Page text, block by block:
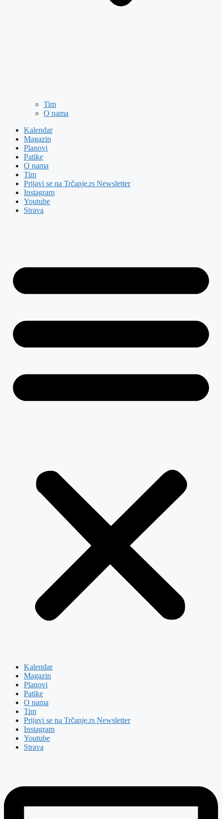
Tim
O nama
Kalendar
Magazin
Planovi
Patike
O nama
Tim
Prijavi se na Trčanje.rs Newsletter
Instagram
Youtube
Strava
Kalendar
Magazin
Planovi
Patike
O nama
Tim
Prijavi se na Trčanje.rs Newsletter
Instagram
Youtube
Strava